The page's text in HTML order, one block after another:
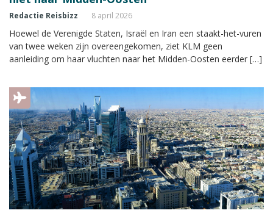
Redactie Reisbizz 8 april 2026
Hoewel de Verenigde Staten, Israël en Iran een staakt-het-vuren
van twee weken zijn overeengekomen, ziet KLM geen
aanleiding om haar vluchten naar het Midden-Oosten eerder […]